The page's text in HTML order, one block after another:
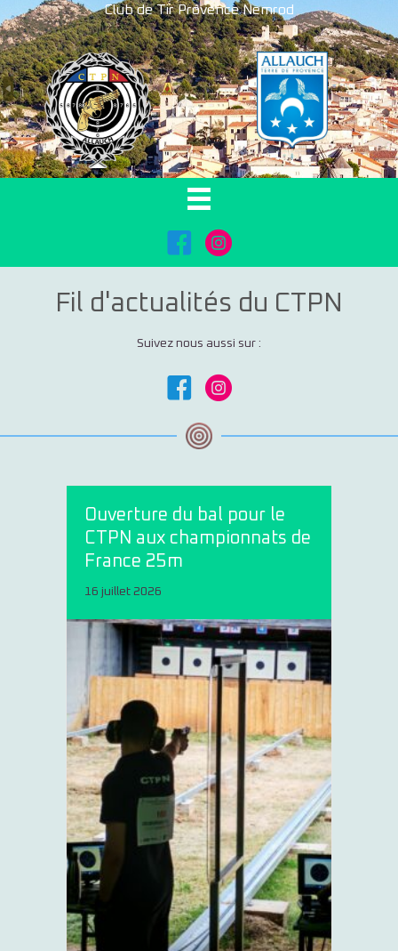
Club de Tir Provence Nemrod
FaceBookInstagram
Fil d'actualités du CTPN
Suivez nous aussi sur :
FaceBookInstagram
Ouverture du bal pour le
CTPN aux championnats de
France 25m
16 juillet 2026